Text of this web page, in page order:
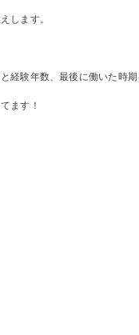
します。
経験年数、最後に働いた時
ます！